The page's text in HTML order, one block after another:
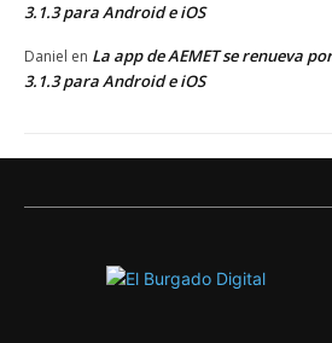
3.1.3 para Android e iOS
Daniel en La app de AEMET se renueva
3.1.3 para Android e iOS